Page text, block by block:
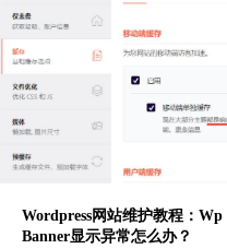
Wordpress网站维护教程：
Banner显示异常怎么办？